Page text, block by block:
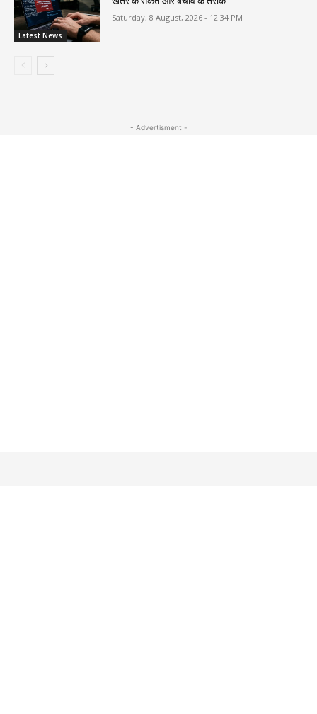
Latest News
Saturday, 8 August, 2026 - 12:34 PM
- Advertisment -